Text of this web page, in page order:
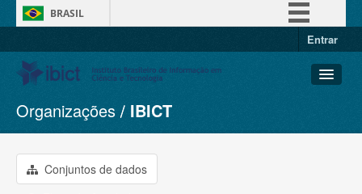
BRASIL
Entrar
Conjuntos de dados
Organizações
Grupos
Organizações IBICT
Conjuntos de dados